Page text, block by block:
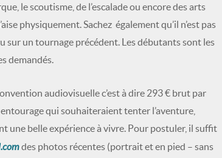
le scoutisme, de l’escalade ou encore des arts
physiquement. Sachez également qu’il n’est pas
sur un tournage précédent. Les débutants sont les
demandés.
audiovisuelle c’est à dire 293 € brut par
qui souhaiteraient tenter l’aventure,
une belle expérience à vivre. Pour postuler, il suffit
des photos récentes (portrait et en pied – sans